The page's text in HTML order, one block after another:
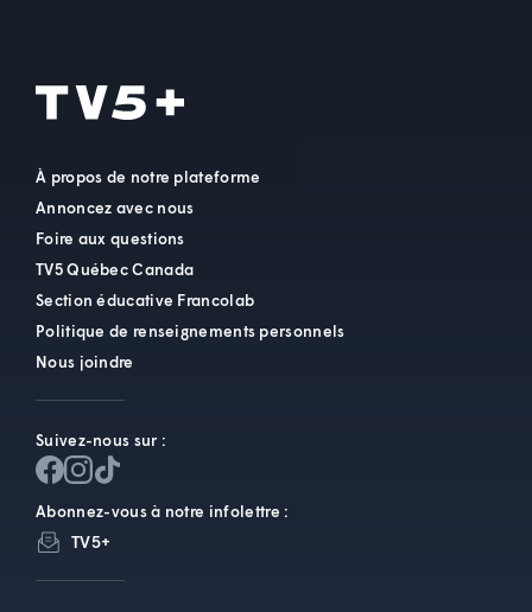
À propos de notre plateforme
Annoncez avec nous
Foire aux questions
TV5 Québec Canada
Section éducative Francolab
Politique de renseignements personnels
Nous joindre
Suivez-nous sur :
Abonnez-vous à notre infolettre :
TV5+